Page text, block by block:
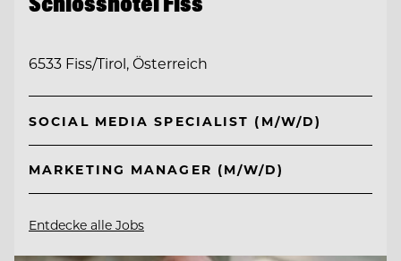
6533 Fiss/Tirol, Österreich
SOCIAL MEDIA SPECIALIST (M/W/D)
MARKETING MANAGER (M/W/D)
Entdecke alle Jobs